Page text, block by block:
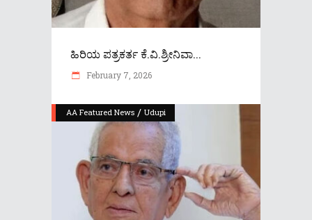
ಹಿರಿಯ ಪತ್ರಕರ್ತ ಕೆ.ವಿ.ಶ್ರೀನಿವಾ...
February 7, 2026
AA Featured News / Udupi